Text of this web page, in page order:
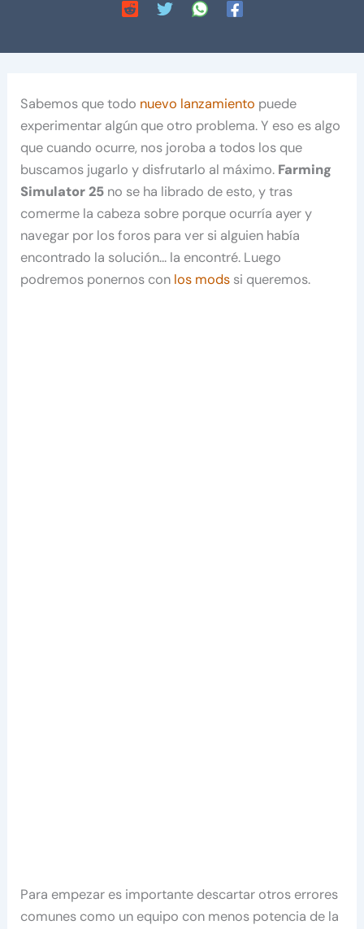
Sabemos que todo nuevo lanzamiento puede
experimentar algún que otro problema. Y eso es algo
que cuando ocurre, nos joroba a todos los que
buscamos jugarlo y disfrutarlo al máximo. Farming
Simulator 25 no se ha librado de esto, y tras
comerme la cabeza sobre porque ocurría ayer y
navegar por los foros para ver si alguien había
encontrado la solución… la encontré. Luego
podremos ponernos con los mods si queremos.
Para empezar es importante descartar otros errores
comunes como un equipo con menos potencia de la